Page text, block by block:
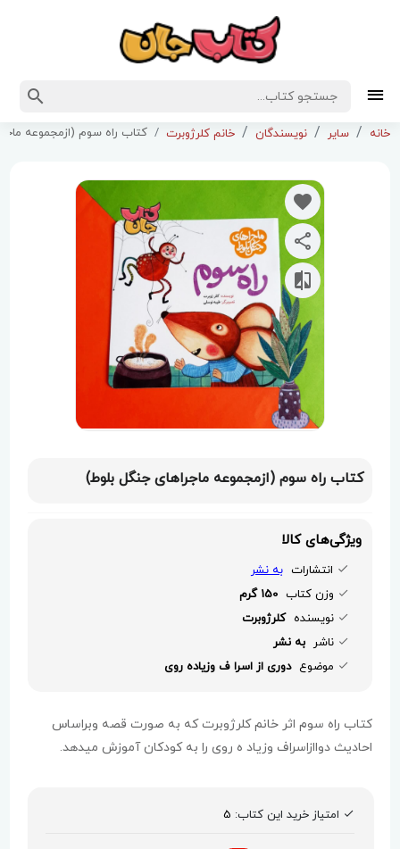
خانه سایر نویسندگان خانم کلرژوبرت کتاب راه سوم (ازمجموعه ماجراهای جنگل بلوط)
کتاب راه سوم (ازمجموعه ماجراهای جنگل بلوط)
ویژگی‌های کالا
انتشارات به نشر
وزن کتاب 150 گرم
نویسنده کلرژوبرت
ناشر به نشر
موضوع دوری از اسرا ف وزیاده روی
کتاب راه سوم اثر خانم کلرژوبرت که به صورت قصه وبراساس
احادیث دواازاسراف وزیاد ه روی را به کودکان آموزش میدهد.
امتیاز خرید این کتاب: 5